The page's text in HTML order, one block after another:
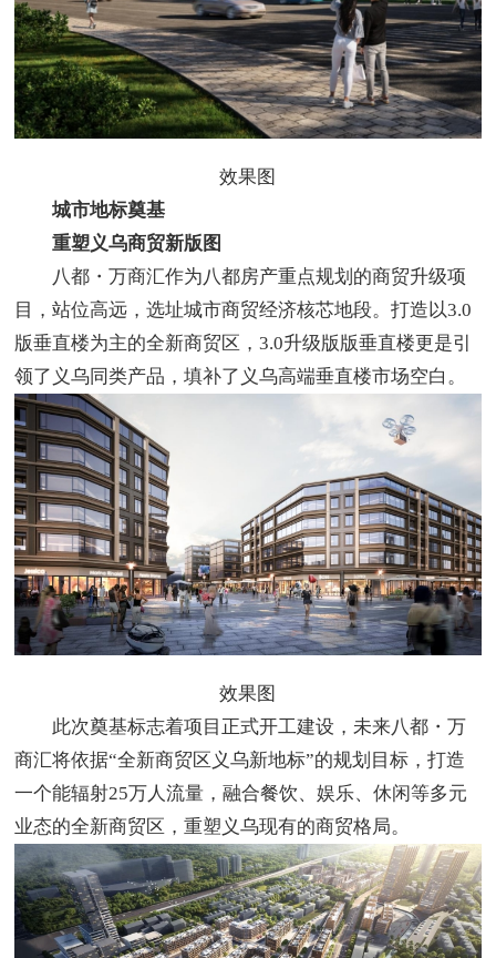
效果图
城市地标奠基
重塑义乌商贸新版图​
八都・万商汇作为八都房产重点规划的商贸升级项
目，站位高远，选址城市商贸经济核芯地段。打造以3.0
版垂直楼为主的全新商贸区，3.0升级版版垂直楼更是引
领了义乌同类产品，填补了义乌高端垂直楼市场空白。
效果图
此次奠基标志着项目正式开工建设，未来八都・万
商汇将依据“全新商贸区义乌新地标”的规划目标，打造
一个能辐射25万人流量，融合餐饮、娱乐、休闲等多元
业态的全新商贸区，重塑义乌现有的商贸格局。